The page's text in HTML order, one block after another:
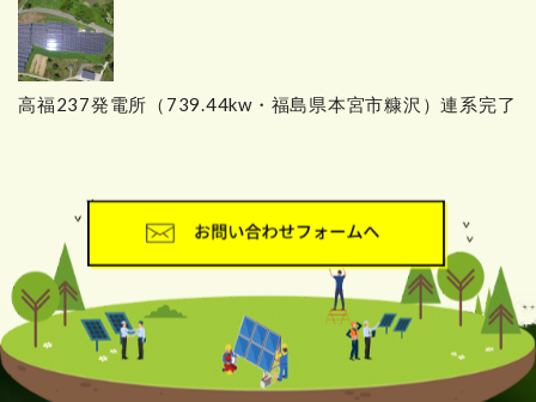
高福237発電所（739.44kw・福島県本宮市糠沢）連系完了